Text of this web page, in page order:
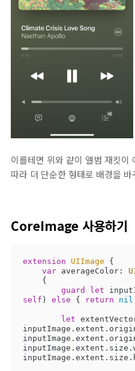
이를테면 위와 같이 앨범 재킷이
따라 더 단순한 형태로 배경을
CoreImage 사용하기
extension UIImage
{
var averageColor:
guard
let
self ) else { return nil
let